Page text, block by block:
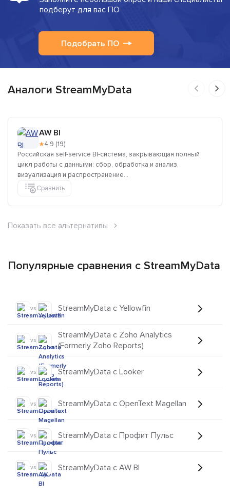
подберут для вас ПО
Подобрать ПО
Аналоги StreamMyData
AW BI
★4,9 (19)
Российская self-service BI-система, закрывающая полный
цикл работы с данными: сбор, обработка и анализ,
визуализация и распространение...
Сравнить
Показать все альтернативы
Популярные сравнения с StreamMyData
vs StreamMyData с Yellowfin
vs
StreamMyData с Zoho Analytics
(Formerly Zoho Reports)
vs StreamMyData с Looker
vs StreamMyData с OpenText Magellan
vs StreamMyData с Профит Пульс
vs StreamMyData с AW BI